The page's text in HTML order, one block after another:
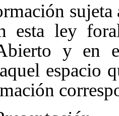
sujeta
esta ley
y en
espacio